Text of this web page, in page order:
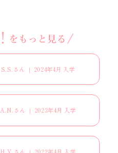
S.S.さん ｜ 2024年4月 入学
A.N.さん ｜ 2023年4月 入学
H.Y.さん ｜ 2022年4月 入学